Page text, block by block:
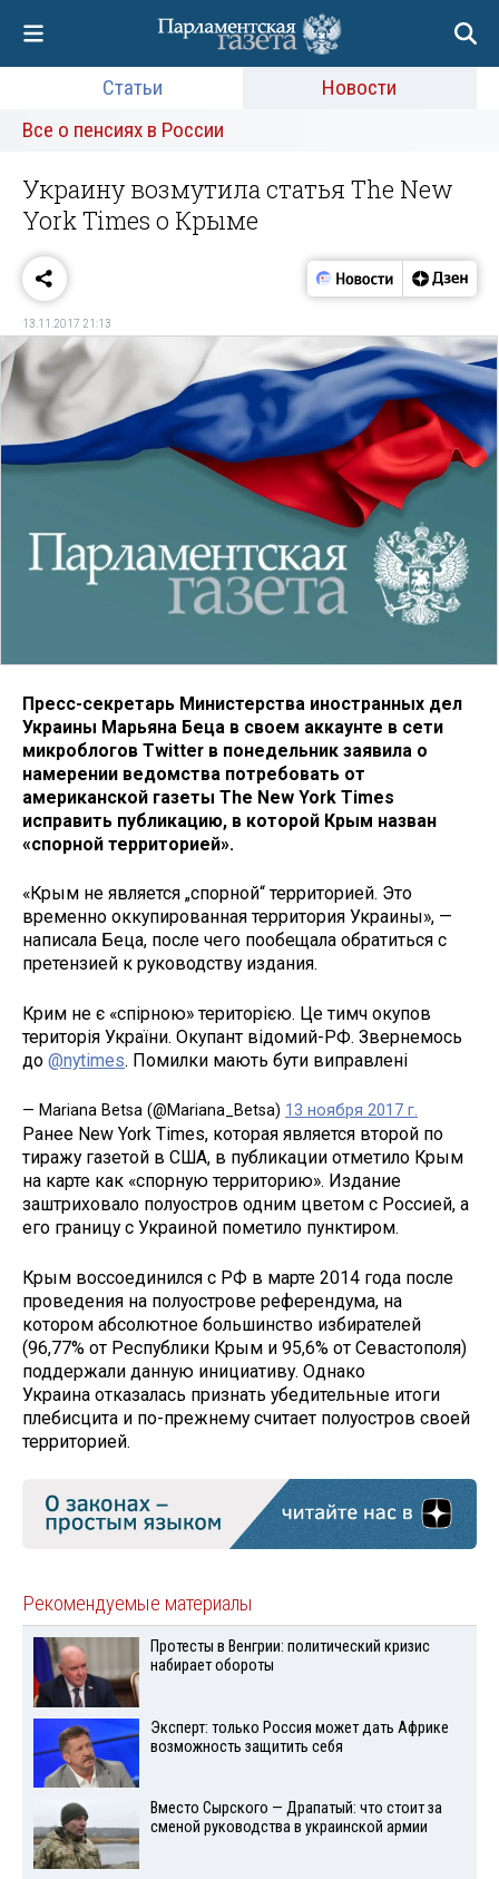
Статьи
Новости
Все о пенсиях в России
Украину возмутила статья The New
York Times о Крыме
13.11.2017 21:13
Пресс-секретарь Министерства иностранных дел
Украины Марьяна Беца в своем аккаунте в сети
микроблогов Twitter в понедельник заявила о
намерении ведомства потребовать от
американской газеты The New York Times
исправить публикацию, в которой Крым назван
«спорной территорией».
«Крым не является „спорной“ территорией. Это
временно оккупированная территория Украины», —
написала Беца, после чего пообещала обратиться с
претензией к руководству издания.
Крим не є «спірною» територією. Це тимч окупов
територія України. Окупант відомий-РФ. Звернемось
до @nytimes. Помилки мають бути виправлені
— Mariana Betsa (@Mariana_Betsa) 13 ноября 2017 г.
Ранее New York Times, которая является второй по
тиражу газетой в США, в публикации отметило Крым
на карте как «спорную территорию». Издание
заштриховало полуостров одним цветом с Россией, а
его границу с Украиной пометило пунктиром.
Крым воссоединился с РФ в марте 2014 года после
проведения на полуострове референдума, на
котором абсолютное большинство избирателей
(96,77% от Республики Крым и 95,6% от Севастополя)
поддержали данную инициативу. Однако
Украина отказалась признать убедительные итоги
плебисцита и по-прежнему считает полуостров своей
территорией.
Рекомендуемые материалы
Протесты в Венгрии: политический кризис
набирает обороты
Эксперт: только Россия может дать Африке
возможность защитить себя
Вместо Сырского — Драпатый: что стоит за
сменой руководства в украинской армии